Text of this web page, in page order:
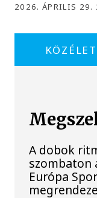
2026. ÁPRILIS 29.
KÖZÉLET
A dobok
szombaton
Európa